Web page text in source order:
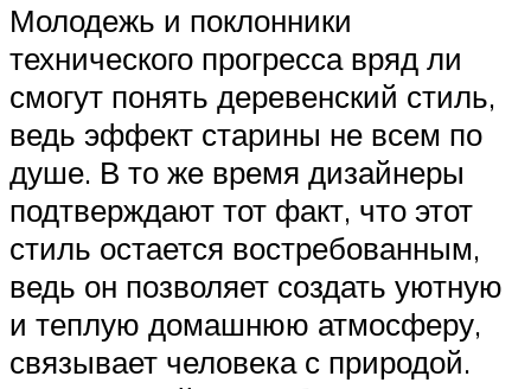
Молодежь и поклонники
технического прогресса вряд ли
смогут понять деревенский стиль,
ведь эффект старины не всем по
душе. В то же время дизайнеры
подтверждают тот факт, что этот
стиль остается востребованным,
ведь он позволяет создать уютную
и теплую домашнюю атмосферу,
связывает человека с природой.